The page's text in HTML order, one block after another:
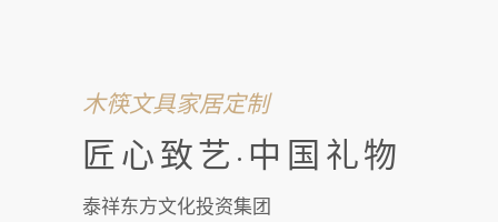
木筷文具家居定制
匠心致艺·中国礼物
泰祥东方文化投资集团